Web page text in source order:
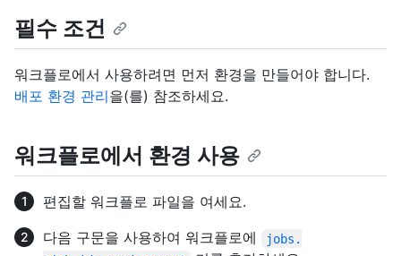
필수 조건
워크플로에서 사용하려면 먼저 환경을 만들어야 합니다.
배포 환경 관리을(를) 참조하세요.
워크플로에서 환경 사용
편집할 워크플로 파일을 여세요.
다음 구문을 사용하여 워크플로에
jobs.